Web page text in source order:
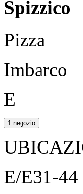
Spizzico
Pizza
Imbarco
E
1 negozio
E/E31-44